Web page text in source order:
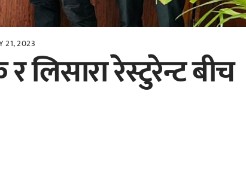
21, 2023
लिसारा रेस्टुरेन्ट बीच